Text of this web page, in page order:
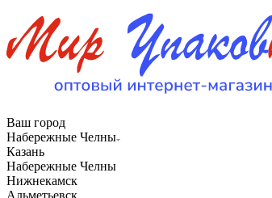
Ваш город
Набережные Челны
Казань
Набережные Челны
Нижнекамск
Альметьевск